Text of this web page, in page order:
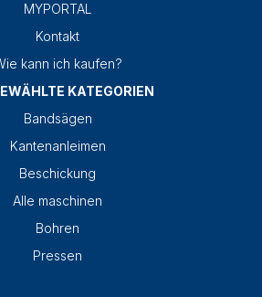
MYPORTAL
Kontakt
kann ich kaufen?
KATEGORIEN
Bandsägen
Kantenanleimen
Beschickung
Alle maschinen
Bohren
Pressen